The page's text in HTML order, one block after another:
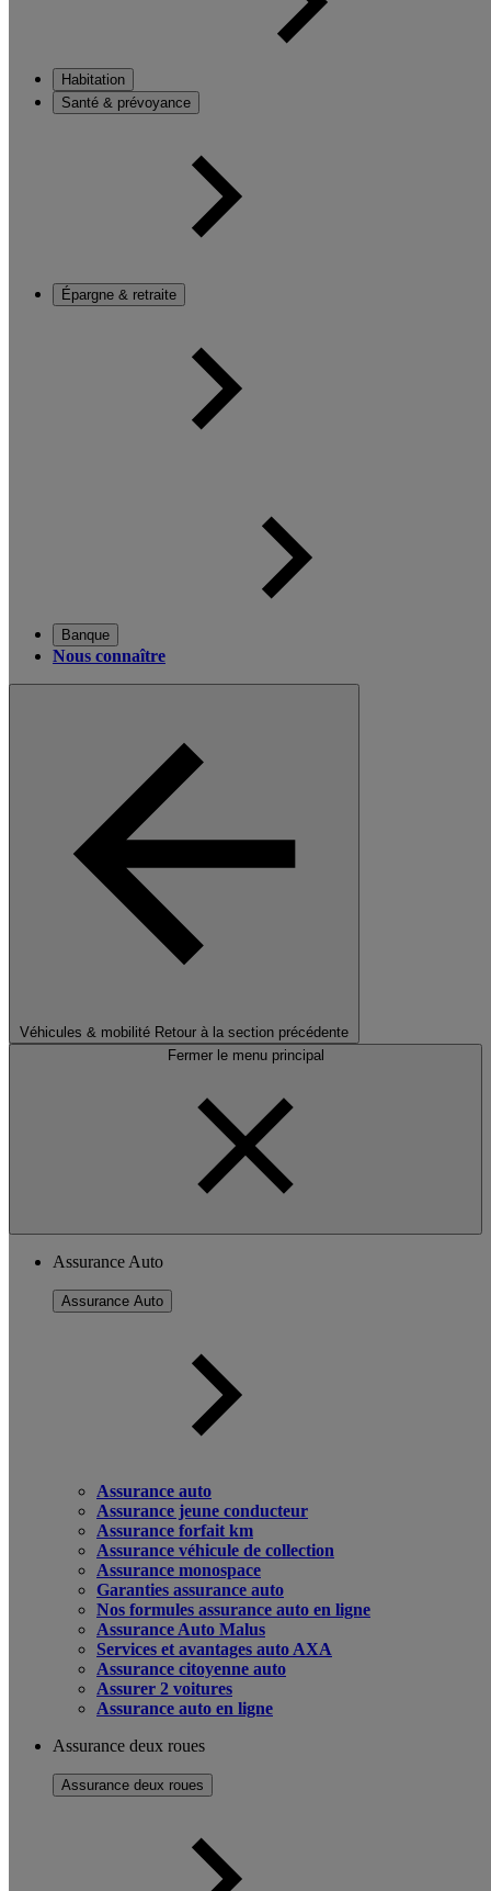
Habitation
Santé & prévoyance
Épargne & retraite
Banque
Nous connaître
Véhicules & mobilité Retour à la section précédente
Fermer le menu principal
Assurance Auto
Assurance Auto
Assurance auto
Assurance jeune conducteur
Assurance forfait km
Assurance véhicule de collection
Assurance monospace
Garanties assurance auto
Nos formules assurance auto en ligne
Assurance Auto Malus
Services et avantages auto AXA
Assurance citoyenne auto
Assurer 2 voitures
Assurance auto en ligne
Assurance deux roues
Assurance deux roues